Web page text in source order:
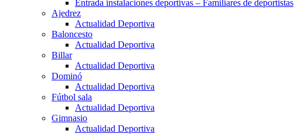
Entrada instalaciones deportivas – Familiares de deportistas
Ajedrez
Actualidad Deportiva
Baloncesto
Actualidad Deportiva
Billar
Actualidad Deportiva
Dominó
Actualidad Deportiva
Fútbol sala
Actualidad Deportiva
Gimnasio
Actualidad Deportiva